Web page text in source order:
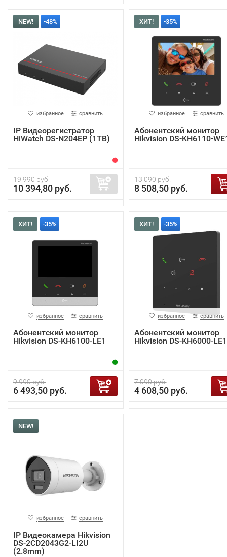
NEW! -48%
избранное сравнить
IP Видеорегистратор
HiWatch DS-N204EP (1TB)
19 990 руб.
10 394,80 руб.
ХИТ! -35%
избранное сравнить
Абонентский монитор
Hikvision DS-KH6110-
13 090 руб.
8 508,50 руб.
ХИТ! -35%
избранное сравнить
Абонентский монитор
Hikvision DS-KH6100-LE1
9 990 руб.
6 493,50 руб.
ХИТ! -35%
избранное сравнить
Абонентский монитор
Hikvision DS-KH6000-LE1
7 090 руб.
4 608,50 руб.
NEW!
избранное сравнить
IP Видеокамера Hikvision
DS-2CD2043G2-LI2U
(2.8mm)